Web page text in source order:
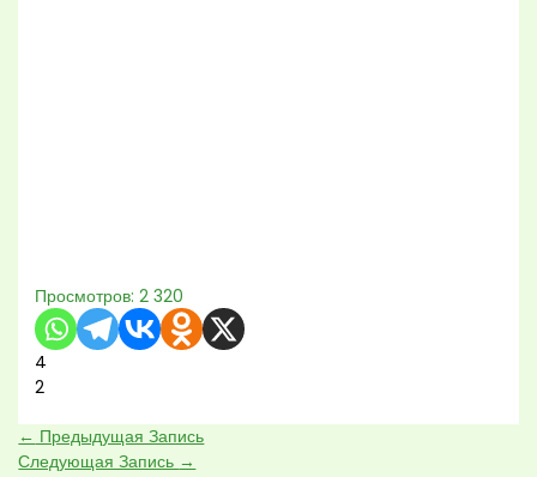
Просмотров: 2 320
4
2
← Предыдущая Запись
Следующая Запись →